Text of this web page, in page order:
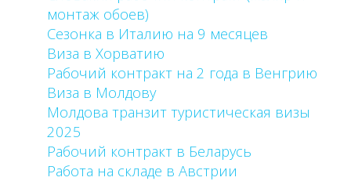
монтаж обоев)
Сезонка в Италию на 9 месяцев
Виза в Хорватию
Рабочий контракт на 2 года в Венгрию
Виза в Молдову
Молдова транзит туристическая визы
2025
Рабочий контракт в Беларусь
Работа на складе в Австрии